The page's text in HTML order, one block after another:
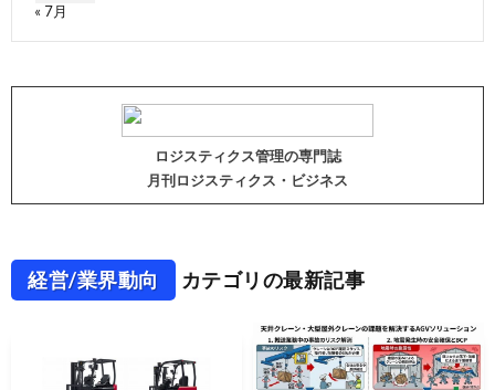
« 7月
ロジスティクス管理の専門誌
月刊ロジスティクス・ビジネス
経営/業界動向 カテゴリの最新記事